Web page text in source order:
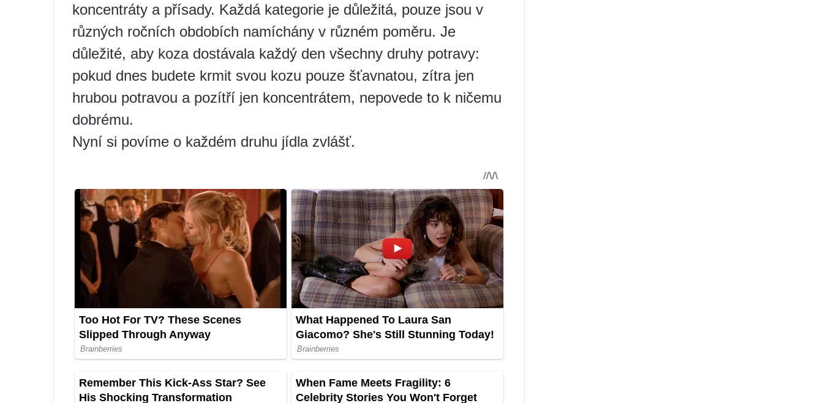
koncentráty a přísady. Každá kategorie je důležitá, pouze jsou v
různých ročních obdobích namíchány v různém poměru. Je
důležité, aby koza dostávala každý den všechny druhy potravy:
pokud dnes budete krmit svou kozu pouze šťavnatou, zítra jen
hrubou potravou a pozítří jen koncentrátem, nepovede to k ničemu
dobrému.
Nyní si povíme o každém druhu jídla zvlášť.